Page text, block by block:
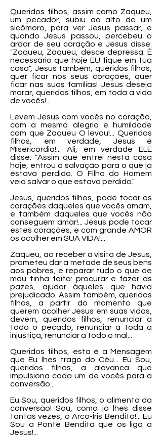
Queridos filhos, assim como Zaqueu,
um pecador, subiu ao alto de um
sicômoro, para ver Jesus passar, e
quando Jesus passou, percebeu o
ardor de seu coração e Jesus disse:
"Zaqueu, Zaqueu, desce depressa. É
necessário que hoje EU fique em tua
casa", Jesus também, queridos filhos,
quer ficar nos seus corações, quer
ficar nas suas famílias! Jesus deseja
morar, queridos filhos, em toda a vida
de vocês!...
Levem Jesus com vocês no coração,
com a mesma alegria e humildade
com que Zaqueu O levou!... Queridos
filhos, em verdade, Jesus é
Misericórdia!... Ali, em verdade ELE
disse: "Assim que entrei nesta casa
hoje, entrou a salvação para o que já
estava perdido. O Filho do Homem
veio salvar o que estava perdido."
Jesus, queridos filhos, pode tocar os
corações daqueles que vocês amam,
e também daqueles que vocês não
conseguem amar!... Jesus pode tocar
estes corações, e com grande AMOR
os acolher em SUA VIDA!...
Zaqueu, ao receber a visita de Jesus,
prometeu dar a metade de seus bens
aos pobres, e reparar tudo o que de
mau tinha feito: procurar e fazer as
pazes, ajudar àqueles que havia
prejudicado. Assim também, queridos
filhos, a partir do momento que
querem acolher Jesus em suas vidas,
devem, queridos filhos, renunciar a
todo o pecado, renunciar a toda a
injustiça, renunciar a todo o mal...
Queridos filhos, esta é a Mensagem
que Eu lhes trago do Céu... Eu Sou,
queridos filhos, a alavanca que
impulsiona cada um de vocês para a
conversão...
Eu Sou, queridos filhos, o alimento da
conversão! Sou, como já lhes disse
tantas vezes, o Arco-Íris Bendito!... Eu
Sou a Ponte Bendita que os liga a
Jesus!...